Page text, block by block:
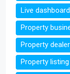
Live
Property
Property
Property